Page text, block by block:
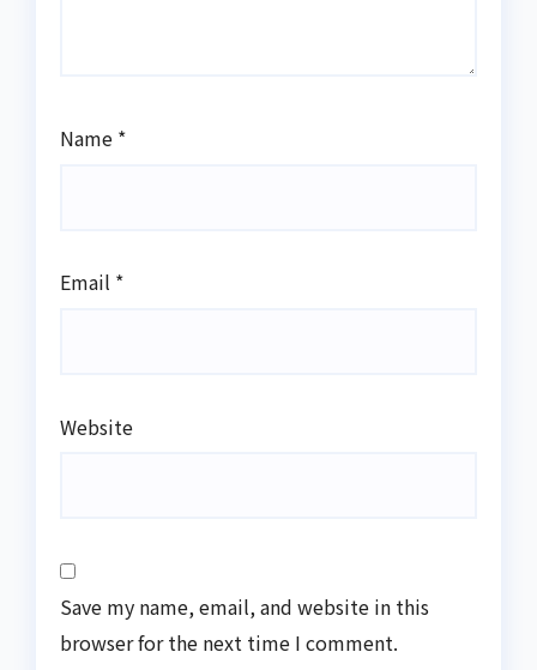
Name *
Email *
Website
Save my name, email, and website in this
browser for the next time I comment.